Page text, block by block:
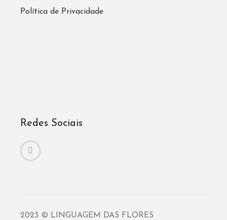
Política de Privacidade
Redes Sociais
2023 © LINGUAGEM DAS FLORES